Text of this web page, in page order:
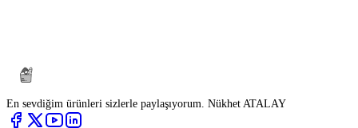
En sevdiğim ürünleri sizlerle paylaşıyorum. Nükhet ATALAY